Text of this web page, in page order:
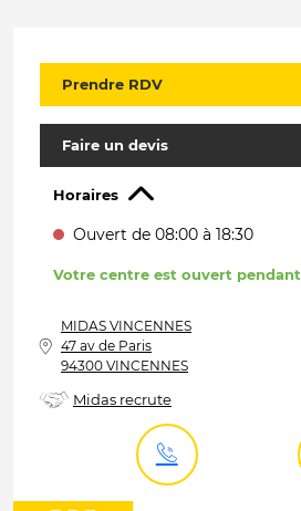
Prendre RDV
Faire un devis
Horaires
Ouvert de 08:00 à 18:30
Votre centre est ouvert
MIDAS VINCENNES
47 av de Paris
94300 VINCENNES
Midas recrute